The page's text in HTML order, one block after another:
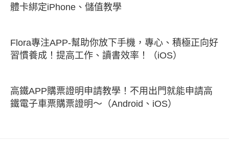
體卡綁定iPhone、儲值教學
Flora專注APP-幫助你放下手機，專心、積極正向好
習慣養成！提高工作、讀書效率！（iOS）
高鐵APP購票證明申請教學！不用出門就能申請高
鐵電子車票購票證明～（Android、iOS）